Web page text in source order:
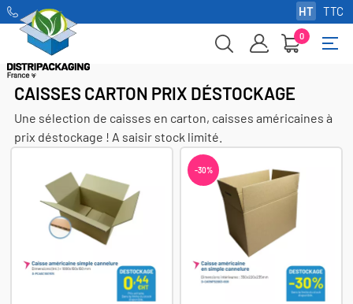
HT TTC
0 ☰
CAISSES CARTON PRIX DÉSTOCKAGE
Une sélection de caisses en carton, caisses américaines à
prix déstockage ! A saisir stock limité.
-30%